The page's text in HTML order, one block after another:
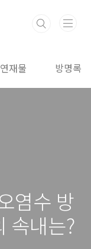
연재물 방명록
염수 방
속내는?